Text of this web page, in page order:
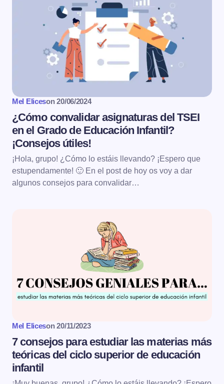
Mel Eliceson 20/06/2024
¿Cómo convalidar asignaturas del TSEI
en el Grado de Educación Infantil?
¡Consejos útiles!
¡Hola, grupo! ¿Cómo lo estáis llevando? ¡Espero que
estupendamente! 🙂 En el post de hoy os voy a dar
algunos consejos para convalidar…
Mel Eliceson 20/11/2023
7 consejos para estudiar las materias más
teóricas del ciclo superior de educación
infantil